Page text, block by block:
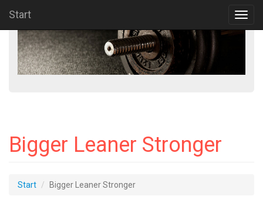
Start
Bigger Leaner Stronger
Start Bigger Leaner Stronger